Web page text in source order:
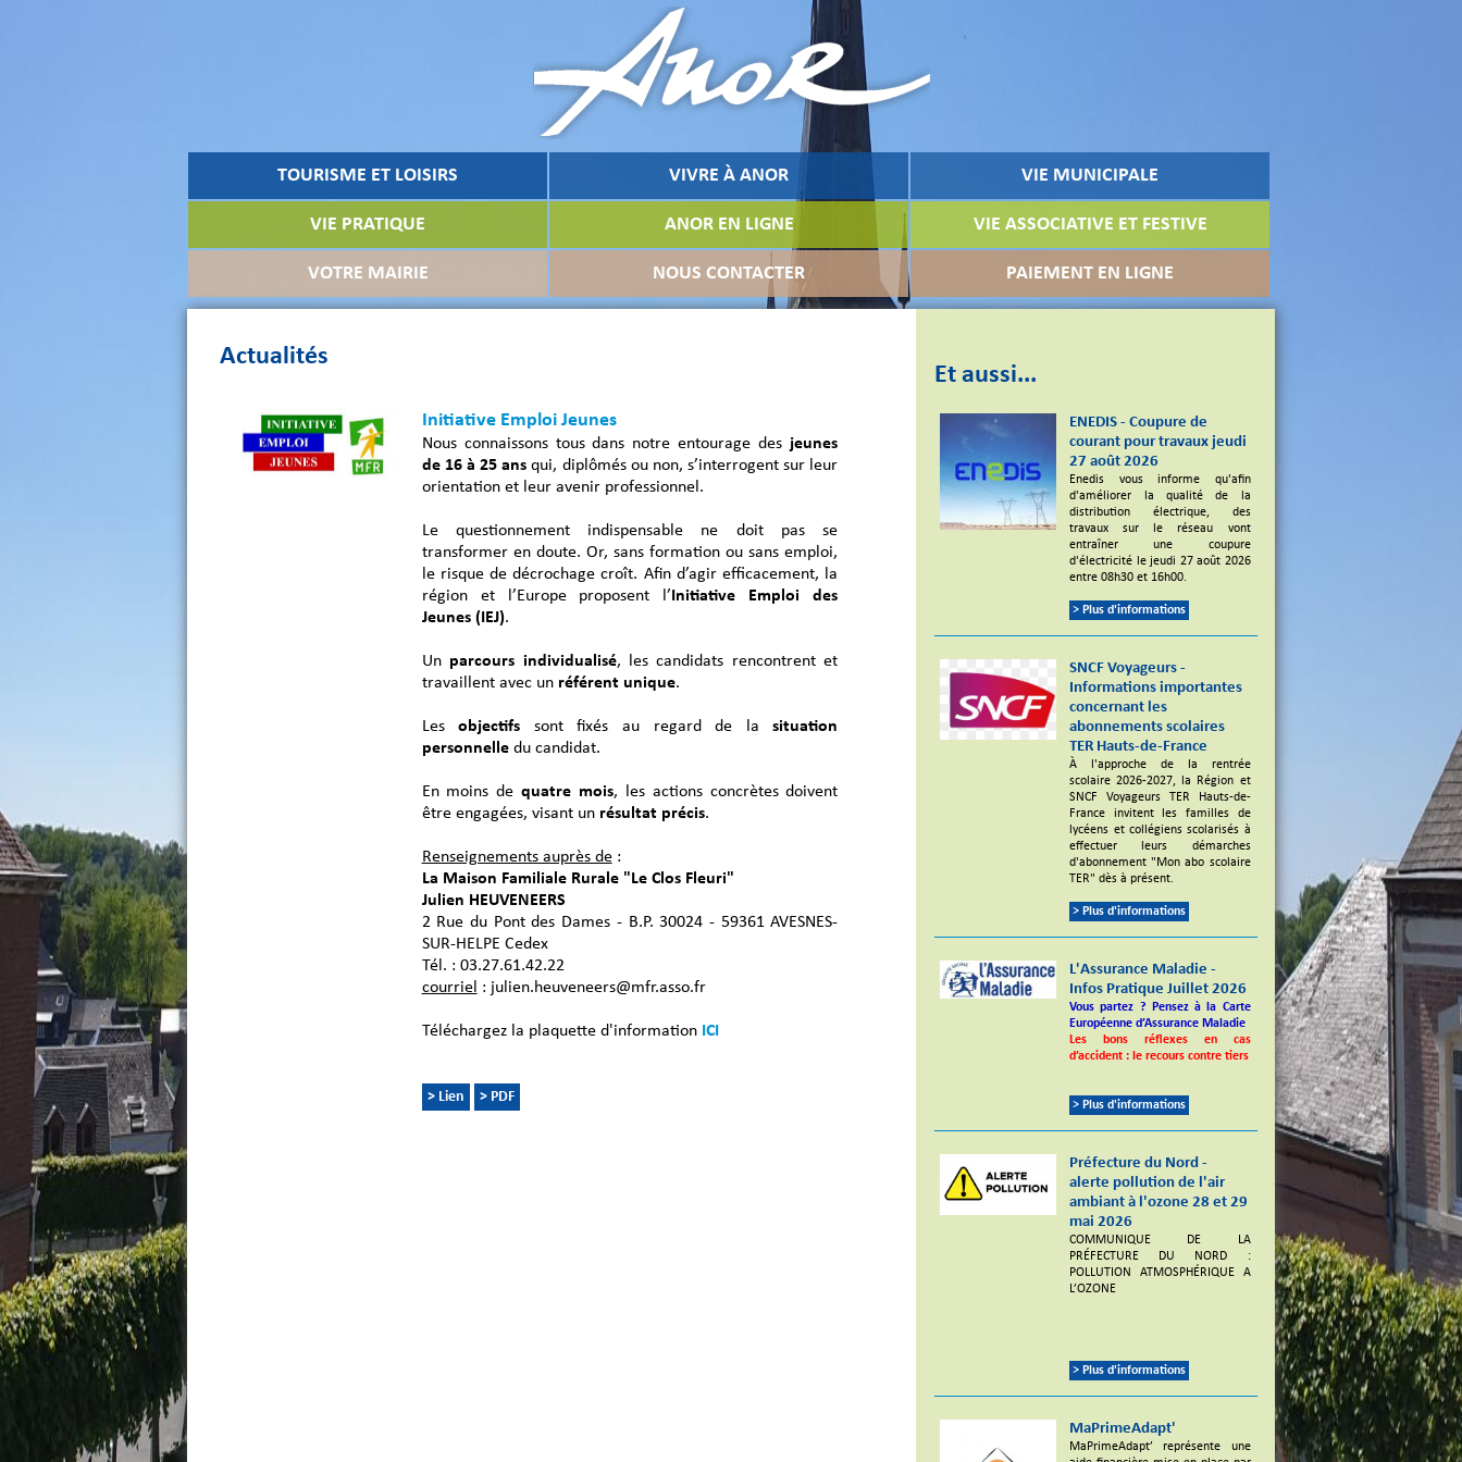
TOURISME ET LOISIRS VIVRE À ANOR VIE MUNICIPALE
VIE PRATIQUE ANOR EN LIGNE VIE ASSOCIATIVE ET FESTIVE
VOTRE MAIRIE NOUS CONTACTER PAIEMENT EN LIGNE
Et aussi...
ENEDIS - Coupure de
courant pour travaux jeudi
27 août 2026
Enedis vous informe qu'afin
d'améliorer la qualité de la
distribution électrique, des
travaux sur le réseau vont
entraîner une coupure
d'électricité le jeudi 27 août 2026
entre 08h30 et 16h00.
> Plus d'informations
SNCF Voyageurs -
Informations importantes
concernant les
abonnements scolaires
TER Hauts-de-France
À l'approche de la rentrée
scolaire 2026-2027, la Région et
SNCF Voyageurs TER Hauts-de-
France invitent les familles de
lycéens et collégiens scolarisés à
effectuer leurs démarches
d'abonnement "Mon abo scolaire
TER" dès à présent.
> Plus d'informations
L'Assurance Maladie -
Infos Pratique Juillet 2026
Vous partez ? Pensez à la Carte
Européenne d’Assurance Maladie
Les bons réflexes en cas
d’accident : le recours contre tiers
> Plus d'informations
Préfecture du Nord -
alerte pollution de l'air
ambiant à l'ozone 28 et 29
mai 2026
COMMUNIQUE DE LA
PRÉFECTURE DU NORD :
POLLUTION ATMOSPHÉRIQUE A
L’OZONE
> Plus d'informations
MaPrimeAdapt'
MaPrimeAdapt’ représente une
Actualités
Initiative Emploi Jeunes
Nous connaissons tous dans notre entourage des jeunes
de 16 à 25 ans qui, diplômés ou non, s’interrogent sur leur
orientation et leur avenir professionnel.
Le questionnement indispensable ne doit pas se
transformer en doute. Or, sans formation ou sans emploi,
le risque de décrochage croît. Afin d’agir efficacement, la
région et l’Europe proposent l’Initiative Emploi des
Jeunes (IEJ).
Un parcours individualisé, les candidats rencontrent et
travaillent avec un référent unique.
Lesobjectifs sont fixés au regard de lasituation
personnelledu candidat.
En moins dequatre mois, les actions concrètes doivent
être engagées, visant un résultat précis.
Renseignements auprès de:
La Maison Familiale Rurale "Le Clos Fleuri"
Julien HEUVENEERS
2 Rue du Pont des Dames - B.P. 30024 - 59361 AVESNES-
SUR-HELPE Cedex
Tél. : 03.27.61.42.22
courriel : julien.heuveneers@mfr.asso.fr
Téléchargez la plaquette d'information ICI
> Lien > PDF